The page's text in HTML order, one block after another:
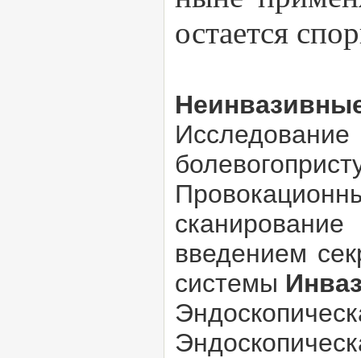
остается
введением
системы